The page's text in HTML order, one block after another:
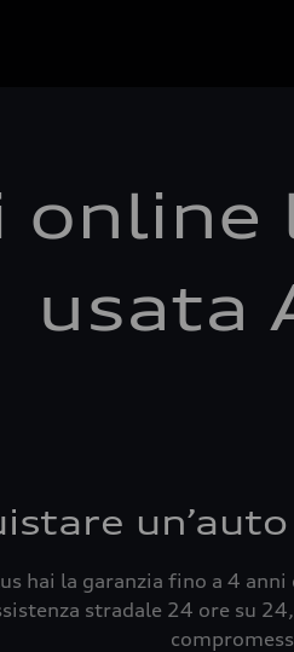
online
usata
hai la garanzia fino a 4
stradale 24 ore su